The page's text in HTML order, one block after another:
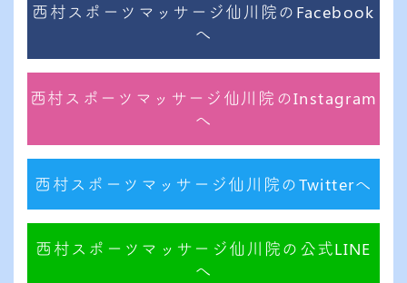
西村スポーツマッサージ仙川院のFacebook
へ
西村スポーツマッサージ仙川院のInstagram
へ
西村スポーツマッサージ仙川院のTwitterへ
西村スポーツマッサージ仙川院の公式LINE
へ